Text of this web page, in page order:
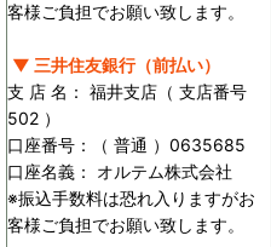
客様ご負担でお願い致します。
▼ 三井住友銀行（前払い）
支 店 名： 福井支店（ 支店番号
502 ）
口座番号：（ 普通 ）0635685
口座名義： オルテム株式会社
※振込手数料は恐れ入りますがお
客様ご負担でお願い致します。